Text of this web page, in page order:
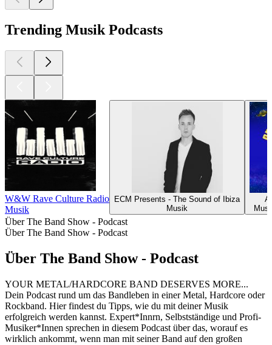
Trending Musik Podcasts
W&W Rave Culture Radio
Musik
ECM Presents - The Sound of Ibiza
Musik
Über The Band Show - Podcast
Über The Band Show - Podcast
Über The Band Show - Podcast
YOUR METAL/HARDCORE BAND DESERVES MORE...
Dein Podcast rund um das Bandleben in einer Metal, Hardcore oder
Rockband. Hier findest du Tipps, wie du mit deiner Musik
erfolgreich werden kannst. Expert*Innrn, Selbstständige und Profi-
Musiker*Innen sprechen in diesem Podcast über das, worauf es
wirklich ankommt, wenn man mit seiner Band auf den großen